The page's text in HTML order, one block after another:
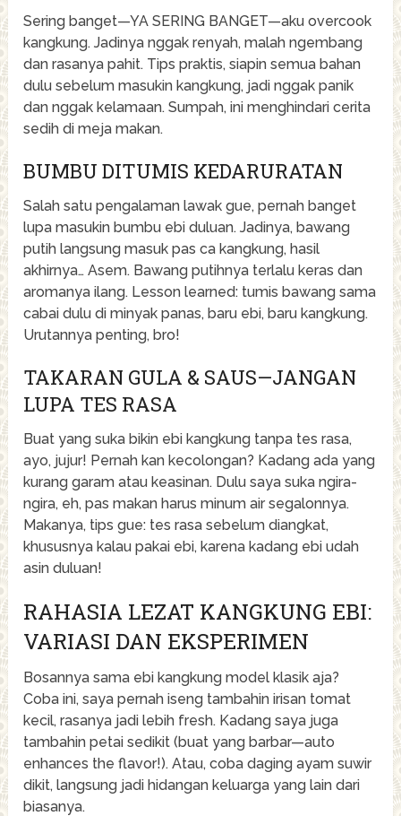
Sering banget—YA SERING BANGET—aku overcook
kangkung. Jadinya nggak renyah, malah ngembang
dan rasanya pahit. Tips praktis, siapin semua bahan
dulu sebelum masukin kangkung, jadi nggak panik
dan nggak kelamaan. Sumpah, ini menghindari cerita
sedih di meja makan.
BUMBU DITUMIS KEDARURATAN
Salah satu pengalaman lawak gue, pernah banget
lupa masukin bumbu ebi duluan. Jadinya, bawang
putih langsung masuk pas ca kangkung, hasil
akhirnya… Asem. Bawang putihnya terlalu keras dan
aromanya ilang. Lesson learned: tumis bawang sama
cabai dulu di minyak panas, baru ebi, baru kangkung.
Urutannya penting, bro!
TAKARAN GULA & SAUS—JANGAN
LUPA TES RASA
Buat yang suka bikin ebi kangkung tanpa tes rasa,
ayo, jujur! Pernah kan kecolongan? Kadang ada yang
kurang garam atau keasinan. Dulu saya suka ngira-
ngira, eh, pas makan harus minum air segalonnya.
Makanya, tips gue: tes rasa sebelum diangkat,
khususnya kalau pakai ebi, karena kadang ebi udah
asin duluan!
RAHASIA LEZAT KANGKUNG EBI:
VARIASI DAN EKSPERIMEN
Bosannya sama ebi kangkung model klasik aja?
Coba ini, saya pernah iseng tambahin irisan tomat
kecil, rasanya jadi lebih fresh. Kadang saya juga
tambahin petai sedikit (buat yang barbar—auto
enhances the flavor!). Atau, coba daging ayam suwir
dikit, langsung jadi hidangan keluarga yang lain dari
biasanya.